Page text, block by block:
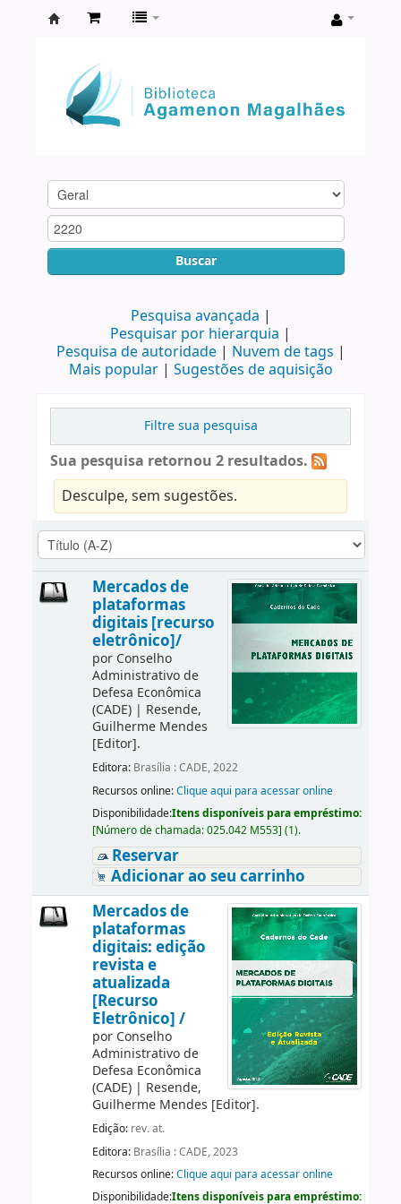
Agamenon
Magalhães
Buscar
Pesquisa avançada
Pesquisar por hierarquia
Pesquisa de autoridade
Nuvem de tags
Mais popular
Sugestões de aquisição
Filtre sua pesquisa
Sua pesquisa retornou 2 resultados.
Desculpe, sem sugestões.
Mercados de
plataformas
digitais [recurso
eletrônico]/
por Conselho
Administrativo de
Defesa Econômica
(CADE)| Resende,
Guilherme Mendes
[Editor].
Editora: Brasília : CADE, 2022
Recursos online:Clique aqui para acessar online
Disponibilidade:Itens disponíveis para empréstimo:
[Número de chamada:025.042 M553] (1).
Reservar
Adicionar ao seu carrinho
Mercados de
plataformas
digitais: edição
revista e
atualizada
[Recurso
Eletrônico] /
por Conselho
Administrativo de
Defesa Econômica
(CADE)| Resende,
Guilherme Mendes [Editor].
Edição: rev. at.
Editora: Brasília : CADE, 2023
Recursos online:Clique aqui para acessar online
Disponibilidade:Itens disponíveis para empréstimo: